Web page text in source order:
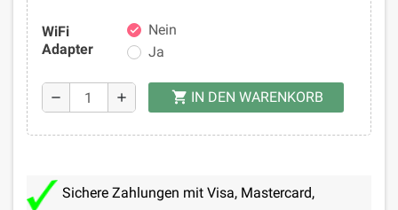
WiFi
Adapter
check
Nein
Ja
remove add shopping_cart IN DEN WARENKORB
Sichere Zahlungen mit Visa, Mastercard,